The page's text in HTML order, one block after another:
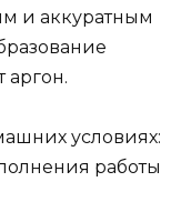
и аккуратным
аргон.